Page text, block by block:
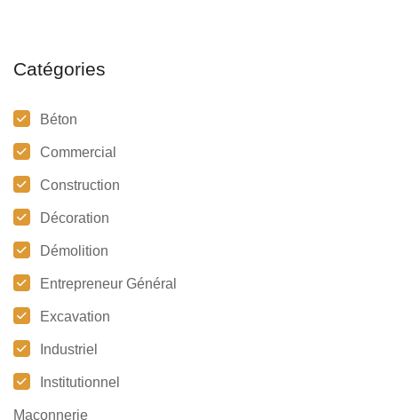
Catégories
Béton
Commercial
Construction
Décoration
Démolition
Entrepreneur Général
Excavation
Industriel
Institutionnel
Maçonnerie